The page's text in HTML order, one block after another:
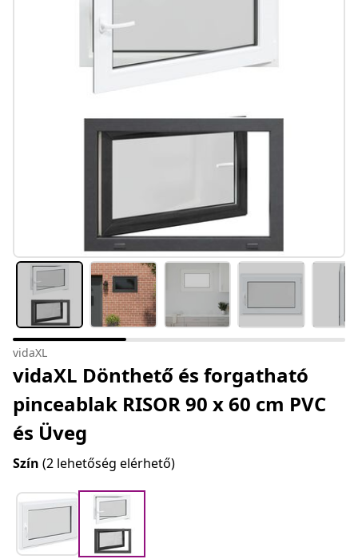
vidaXL
vidaXL Dönthető és forgatható
pinceablak RISOR 90 x 60 cm PVC
és Üveg
Szín (2 lehetőség elérhető)